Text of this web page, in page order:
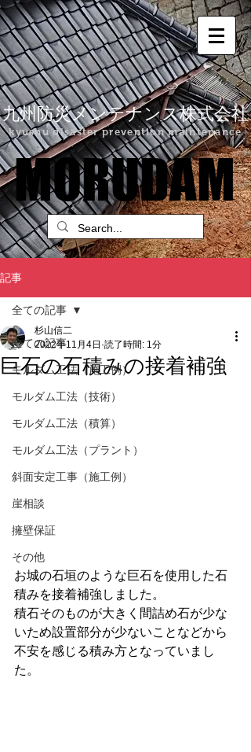
九州防災メンテナンス株式会社
kyushu disaster prevention maintenance
MORUDAM
MORUDAM
記事
全ての記事
モルダム工法（施工例）
モルダム工法（技術）
モルダム工法（積算）
モルダム工法（プラント）
斜面安定工事（施工例）
崖相談
擁壁保証
その他
全ての記事
巨石の石積みの接着補強
杉山信二
2022年11月4日 読了時間: 1分
お城の石垣のような巨石を使用した石
積みを接着補強しました。
積石そのものが大きく間詰め石が少な
いため設置部分が少ないことなどから
不安を感じる積み方となっていまし
た。